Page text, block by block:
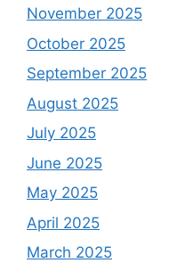
November 2025
October 2025
September 2025
August 2025
July 2025
June 2025
May 2025
April 2025
March 2025